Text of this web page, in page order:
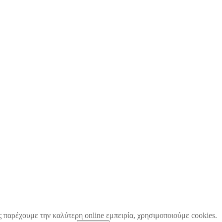
παρέχουμε την καλύτερη online εμπειρία, χρησιμοποιούμε cookies.